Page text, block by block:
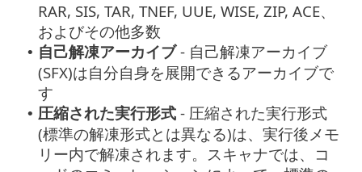
RAR, SIS, TAR, TNEF, UUE, WISE, ZIP, ACE、
およびその他多数
• 自己解凍アーカイブ- 自己解凍アーカイブ
(SFX)は自分自身を展開できるアーカイブで
す
• 圧縮された実行形式 - 圧縮された実行形式
(標準の解凍形式とは異なる)は、実行後メモ
リー内で解凍されます。スキャナでは、コ